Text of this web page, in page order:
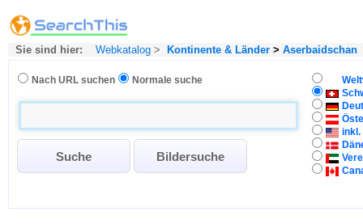
Sie sind hier: Webkatalog > Kontinente & Länder > Aserbaidschan
Nach URL suchen Normale suche
inkl.